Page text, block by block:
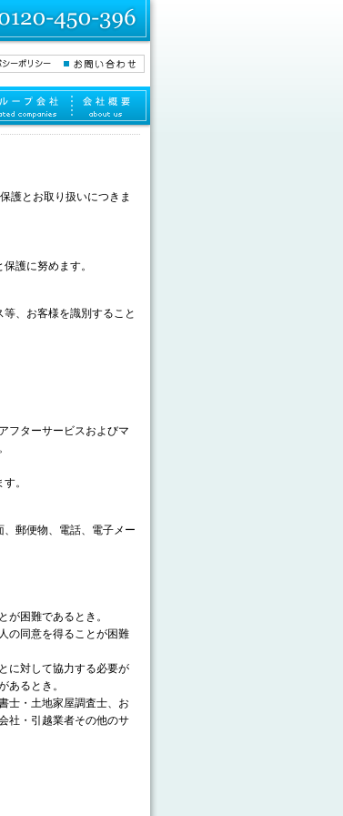
護とお取り扱いにつきま
護に努めます。
、お客様を識別すること
フターサービスおよびマ
。
郵便物、電話、電子メー
困難であるとき。
の同意を得ることが困難
に対して協力する必要が
あるとき。
士・土地家屋調査士、お
社・引越業者その他のサ